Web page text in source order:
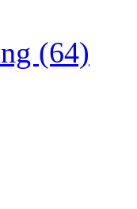
(64)